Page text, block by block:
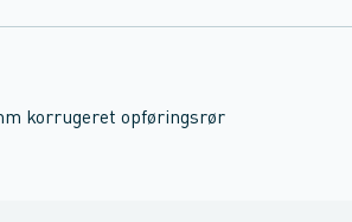
korrugeret opføringsrør